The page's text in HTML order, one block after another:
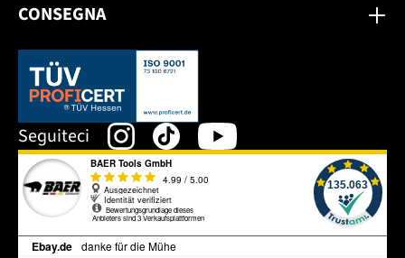
CONSEGNA
Dieser Link öffnet sich in einem neuen Tab.
Seguiteci